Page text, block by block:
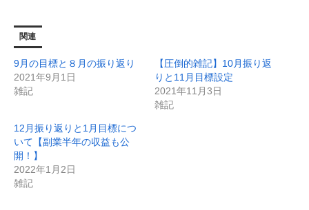
関連
9月の目標と８月の振り返り
2021年9月1日
雑記
【圧倒的雑記】10月振り返
りと11月目標設定
2021年11月3日
雑記
12月振り返りと1月目標につ
いて【副業半年の収益も公
開！】
2022年1月2日
雑記